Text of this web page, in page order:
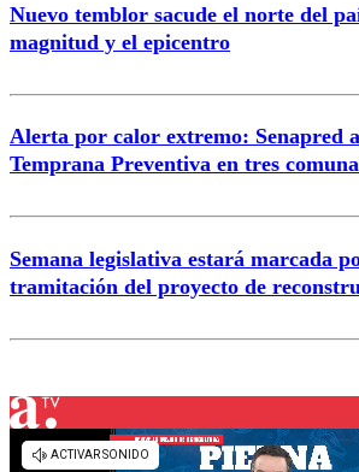
Nuevo temblor sacude el norte del
magnitud y el epicentro
Alerta por calor extremo: Senapred
Temprana Preventiva en tres
Semana legislativa estará marcada
tramitación del proyecto de